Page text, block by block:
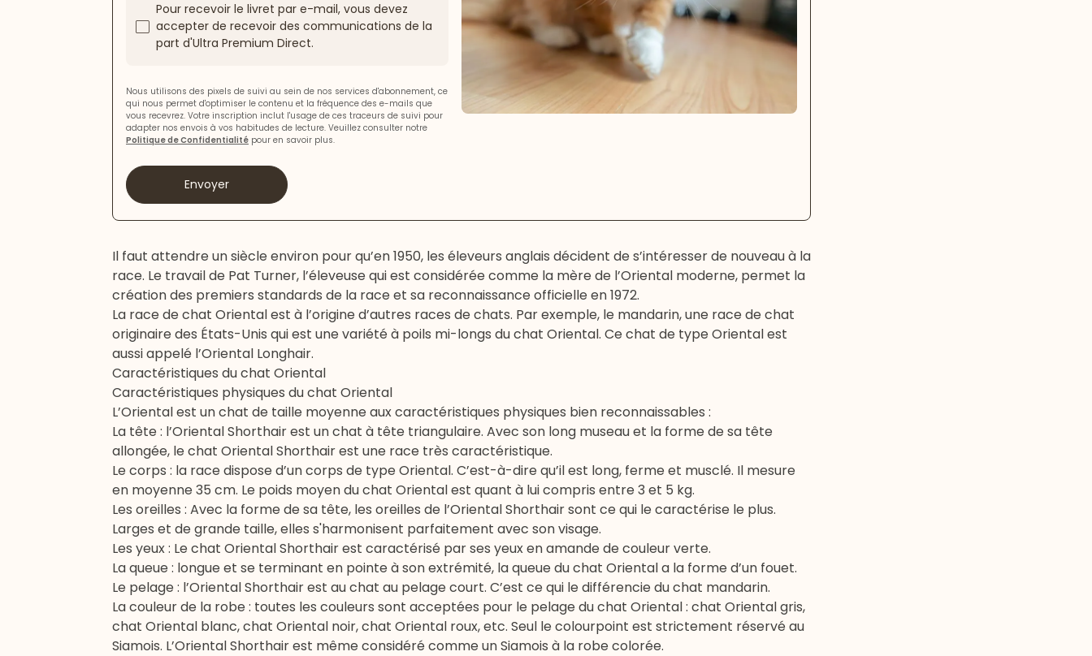
Pour recevoir le livret par e-mail, vous devez
accepter de recevoir des communications de la
part d'Ultra Premium Direct.
Nous utilisons des pixels de suivi au sein de nos services d'abonnement, ce
qui nous permet d'optimiser le contenu et la fréquence des e-mails que
vous recevrez. Votre inscription inclut l'usage de ces traceurs de suivi pour
adapter nos envois à vos habitudes de lecture. Veuillez consulter notre
Politique de Confidentialité pour en savoir plus.
Envoyer
Il faut attendre un siècle environ pour qu’en 1950, les éleveurs anglais décident de s’intéresser de nouveau à la
race. Le travail de Pat Turner, l’éleveuse qui est considérée comme la mère de l’Oriental moderne, permet la
création des premiers standards de la race et sa reconnaissance officielle en 1972.
La race de chat Oriental est à l’origine d’autres races de chats. Par exemple, le mandarin, une race de chat
originaire des États-Unis qui est une variété à poils mi-longs du chat Oriental. Ce chat de type Oriental est
aussi appelé l’Oriental Longhair.
Caractéristiques du chat Oriental
Caractéristiques physiques du chat Oriental
L’Oriental est un chat de taille moyenne aux caractéristiques physiques bien reconnaissables :
La tête : l’Oriental Shorthair est un chat à tête triangulaire. Avec son long museau et la forme de sa tête
allongée, le chat Oriental Shorthair est une race très caractéristique.
Le corps : la race dispose d’un corps de type Oriental. C’est-à-dire qu’il est long, ferme et musclé. Il mesure
en moyenne 35 cm. Le poids moyen du chat Oriental est quant à lui compris entre 3 et 5 kg.
Les oreilles : Avec la forme de sa tête, les oreilles de l’Oriental Shorthair sont ce qui le caractérise le plus.
Larges et de grande taille, elles s'harmonisent parfaitement avec son visage.
Les yeux : Le chat Oriental Shorthair est caractérisé par ses yeux en amande de couleur verte.
La queue : longue et se terminant en pointe à son extrémité, la queue du chat Oriental a la forme d’un fouet.
Le pelage : l’Oriental Shorthair est au chat au pelage court. C’est ce qui le différencie du chat mandarin.
La couleur de la robe : toutes les couleurs sont acceptées pour le pelage du chat Oriental : chat Oriental gris,
chat Oriental blanc, chat Oriental noir, chat Oriental roux, etc. Seul le colourpoint est strictement réservé au
Siamois. L’Oriental Shorthair est même considéré comme un Siamois à la robe colorée.